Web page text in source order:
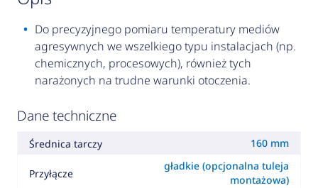
Do precyzyjnego pomiaru temperatury mediów
agresywnych we wszelkiego typu instalacjach (np.
chemicznych, procesowych), również tych
narażonych na trudne warunki otoczenia.
Dane techniczne
Średnica tarczy 160 mm
Przyłącze
gładkie (opcjonalna tuleja
montażowa)